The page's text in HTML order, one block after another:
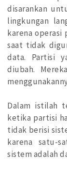
disarankan
lingkungan
karena
saat tidak
data. Partisi
diubah.
Dalam istilah
ketika partisi
tidak berisi
karena satu-
sistem adalah